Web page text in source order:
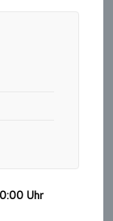
Uhr